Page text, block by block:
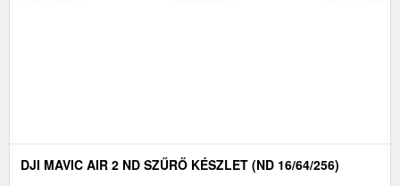
DJI MAVIC AIR 2 ND SZŰRŐ KÉSZLET (ND 16/64/256)